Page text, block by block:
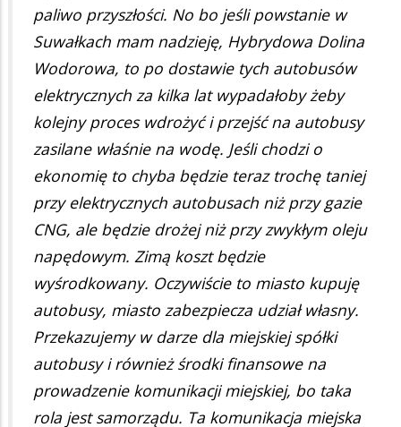
paliwo przyszłości. No bo jeśli powstanie w
Suwałkach mam nadzieję, Hybrydowa Dolina
Wodorowa, to po dostawie tych autobusów
elektrycznych za kilka lat wypadałoby żeby
kolejny proces wdrożyć i przejść na autobusy
zasilane właśnie na wodę. Jeśli chodzi o
ekonomię to chyba będzie teraz trochę taniej
przy elektrycznych autobusach niż przy gazie
CNG, ale będzie drożej niż przy zwykłym oleju
napędowym. Zimą koszt będzie
wyśrodkowany. Oczywiście to miasto kupuję
autobusy, miasto zabezpiecza udział własny.
Przekazujemy w darze dla miejskiej spółki
autobusy i również środki finansowe na
prowadzenie komunikacji miejskiej, bo taka
rola jest samorządu. Ta komunikacja miejska